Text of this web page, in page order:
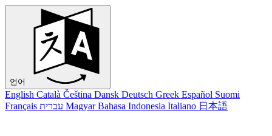
언어
English Català Čeština Dansk Deutsch Greek Español Suomi
Français עברית Magyar Bahasa Indonesia Italiano 日本語